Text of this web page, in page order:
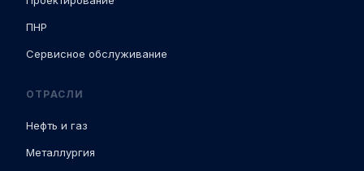
ПНР
Сервисное обслуживание
ОТРАСЛИ
Нефть и газ
Металлургия